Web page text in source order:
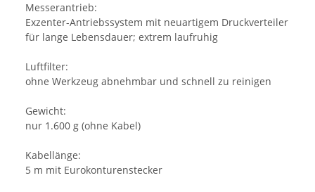
Messerantrieb:
Exzenter-Antriebssystem mit neuartigem Druckverteiler
für lange Lebensdauer; extrem laufruhig
Luftfilter:
ohne Werkzeug abnehmbar und schnell zu reinigen
Gewicht:
nur 1.600 g (ohne Kabel)
Kabellänge:
5 m mit Eurokonturenstecker